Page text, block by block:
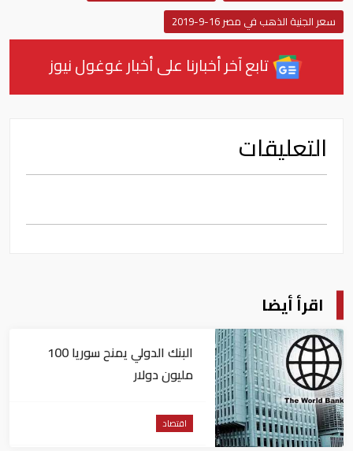
سعر الجنية الذهب في مصر 16-9-2019
تابع آخر أخبارنا على أخبار غوغول نيوز
التعليقات
اقرأ أيضا
البنك الدولي يمنح سوريا 100
مليون دولار
اقتصاد